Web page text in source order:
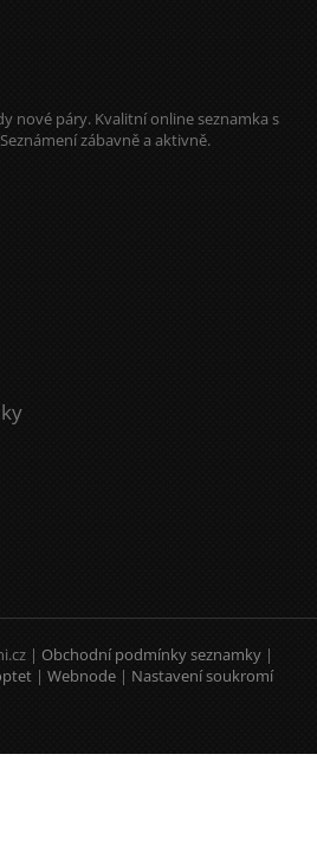
nové páry. Kvalitní online seznamka s
zábavně a aktivně.
| Obchodní podmínky seznamky |
| Webnode | Nastavení soukromí